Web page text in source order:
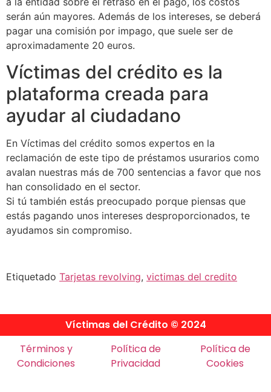
serán aún mayores. Además de los intereses, se deberá
pagar una comisión por impago, que suele ser de
aproximadamente 20 euros.
Víctimas del crédito es la
plataforma creada para
ayudar al ciudadano
En Víctimas del crédito somos expertos en la
reclamación de este tipo de préstamos usurarios como
avalan nuestras más de 700 sentencias a favor que nos
han consolidado en el sector.
Si tú también estás preocupado porque piensas que
estás pagando unos intereses desproporcionados, te
ayudamos sin compromiso.
Etiquetado Tarjetas revolving, victimas del credito
Víctimas del Crédito © 2024
Términos y
Condiciones
Política de
Privacidad
Política de
Cookies